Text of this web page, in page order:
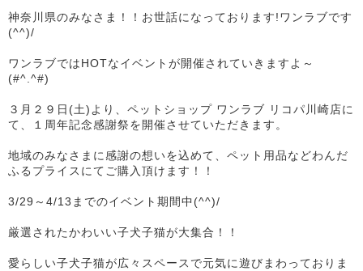
神奈川県のみなさま！！お世話になっております!ワンラブです
(^^)/
ワンラブではHOTなイベントが開催されていきますよ～
(#^.^#)
３月２９日(土)より、ペットショップ ワンラブ リコパ川崎店に
て、１周年記念感謝祭を開催させていただきます。
地域のみなさまに感謝の想いを込めて、ペット用品などわんだ
ふるプライスにてご購入頂けます！！
3/29～4/13までのイベント期間中(^^)/
厳選されたかわいい子犬子猫が大集合！！
愛らしい子犬子猫が広々スペースで元気に遊びまわっておりま